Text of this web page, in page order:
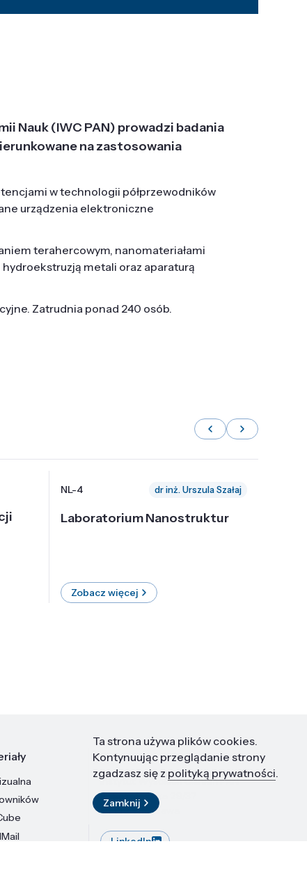
Nauk (IWC PAN) prowadzi badania
na zastosowania
w technologii półprzewodników
urządzenia elektroniczne
terahercowym, nanomateriałami
metali oraz aparaturą
Zatrudnia ponad 240 osób.
NL-4 dr inż. Urszula Szałaj
Laboratorium Nanostruktur
Zobacz więcej
Kontakt
Instytut Wysokich Ciśnień PAN
ul. Sokołowska 29/37
01-142 Warszawa
LinkedIn
Ta strona używa plików cookies.
Kontynuując przeglądanie strony
zgadzasz się z polityką prywatności.
Zamknij